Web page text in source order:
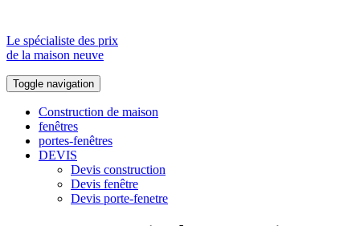
Le spécialiste des prix
de la maison neuve
Toggle navigation
Construction de maison
fenêtres
portes-fenêtres
DEVIS
Devis construction
Devis fenêtre
Devis porte-fenetre